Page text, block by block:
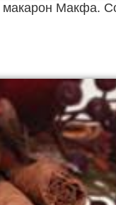
макарон Макфа.